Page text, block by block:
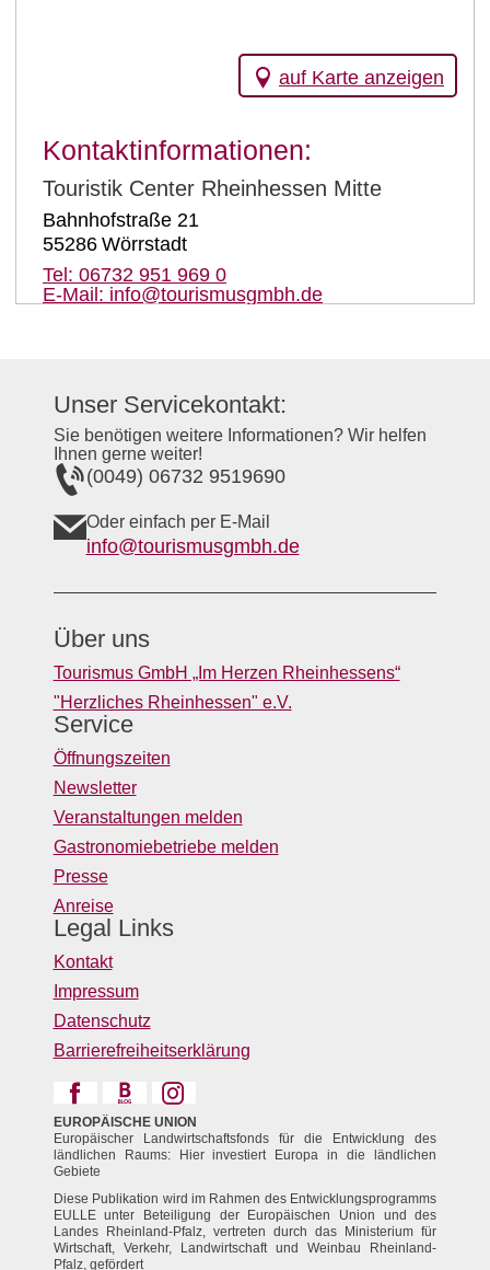
auf Karte anzeigen
Kontaktinformationen:
Touristik Center Rheinhessen Mitte
Bahnhofstraße 21
55286 Wörrstadt
Tel: 06732 951 969 0
E-Mail: info@tourismusgmbh.de
Unser Servicekontakt:
Sie benötigen weitere Informationen? Wir helfen
Ihnen gerne weiter!
(0049) 06732 9519690
Oder einfach per E-Mail
info@tourismusgmbh.de
Über uns
Tourismus GmbH „Im Herzen Rheinhessens“
"Herzliches Rheinhessen" e.V.
Service
Öffnungszeiten
Newsletter
Veranstaltungen melden
Gastronomiebetriebe melden
Presse
Anreise
Legal Links
Kontakt
Impressum
Datenschutz
Barrierefreiheitserklärung
EUROPÄISCHE UNION
Europäischer Landwirtschaftsfonds für die Entwicklung des
ländlichen Raums: Hier investiert Europa in die ländlichen
Gebiete
Diese Publikation wird im Rahmen des Entwicklungsprogramms
EULLE unter Beteiligung der Europäischen Union und des
Landes Rheinland-Pfalz, vertreten durch das Ministerium für
Wirtschaft, Verkehr, Landwirtschaft und Weinbau Rheinland-
Pfalz, gefördert